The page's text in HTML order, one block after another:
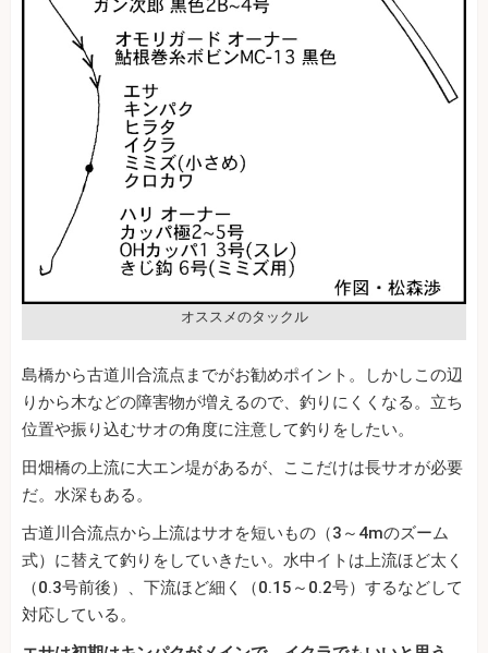
オススメのタックル
島橋から古道川合流点までがお勧めポイント。しかしこの辺
りから木などの障害物が増えるので、釣りにくくなる。立ち
位置や振り込むサオの角度に注意して釣りをしたい。
田畑橋の上流に大エン堤があるが、ここだけは長サオが必要
だ。水深もある。
古道川合流点から上流はサオを短いもの（3～4mのズーム
式）に替えて釣りをしていきたい。水中イトは上流ほど太く
（0.3号前後）、下流ほど細く（0.15～0.2号）するなどして
対応している。